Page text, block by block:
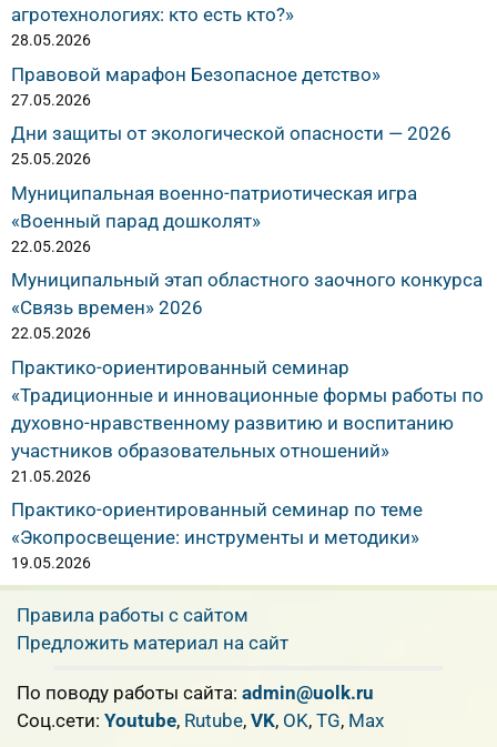
агротехнологиях: кто есть кто?»
28.05.2026
Правовой марафон Безопасное детство»
27.05.2026
Дни защиты от экологической опасности — 2026
25.05.2026
Муниципальная военно-патриотическая игра
«Военный парад дошколят»
22.05.2026
Муниципальный этап областного заочного конкурса
«Связь времен» 2026
22.05.2026
Практико-ориентированный семинар
«Традиционные и инновационные формы работы по
духовно-нравственному развитию и воспитанию
участников образовательных отношений»
21.05.2026
Практико-ориентированный семинар по теме
«Экопросвещение: инструменты и методики»
19.05.2026
Правила работы с сайтом
Предложить материал на сайт
По поводу работы сайта: admin@uolk.ru
Cоц.сети: Youtube, Rutube, VK, OK, TG, Max